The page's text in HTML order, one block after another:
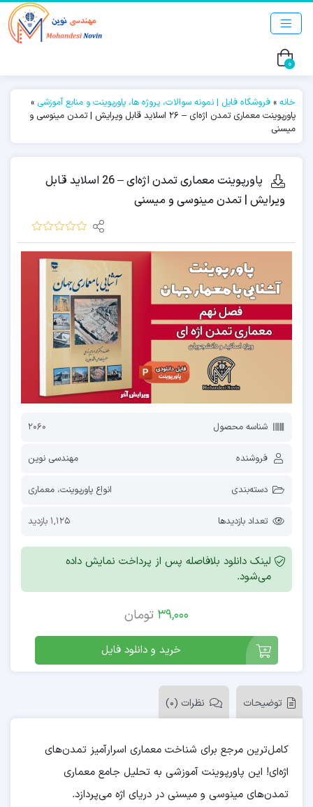
0
خانه » فروشگاه فایل | نمونه سوالات، پروژه ها، پاورپوینت و منابع آموزشی »
پاورپوینت معماری تمدن اژه‌ای – 26 اسلاید قابل ویرایش | تمدن مینوسی و
میسنی
پاورپوینت معماری تمدن اژه‌ای – 26 اسلاید قابل
ویرایش | تمدن مینوسی و میسنی
شناسه محصول 2060
فروشنده مهندسی نوین
دسته‌بندی انواع پاورپوینت، معماری
تعداد بازدیدها 1,125 بازدید
لینک دانلود بلافاصله پس از پرداخت نمایش داده
می‌شود.
39,000 تومان
خرید و دانلود فایل
توضیحات نظرات (0)
کامل‌ترین مرجع برای شناخت معماری اسرارآمیز تمدن‌های
اژه‌ای! این پاورپوینت آموزشی به تحلیل جامع معماری
تمدن‌های مینوسی و میسنی در دریای اژه می‌پردازد.